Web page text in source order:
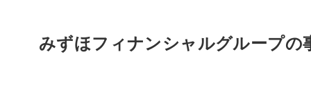
みずほフィナンシャルグループの